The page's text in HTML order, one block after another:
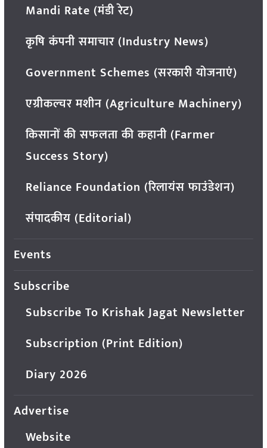
Mandi Rate (मंडी रेट)
कृषि कंपनी समाचार (Industry News)
Government Schemes (सरकारी योजनाएं)
एग्रीकल्चर मशीन (Agriculture Machinery)
किसानों की सफलता की कहानी (Farmer
Success Story)
Reliance Foundation (रिलायंस फाउंडेशन)
संपादकीय (Editorial)
Events
Subscribe
Subscribe To Krishak Jagat Newsletter
Subscription (Print Edition)
Diary 2026
Advertise
Website